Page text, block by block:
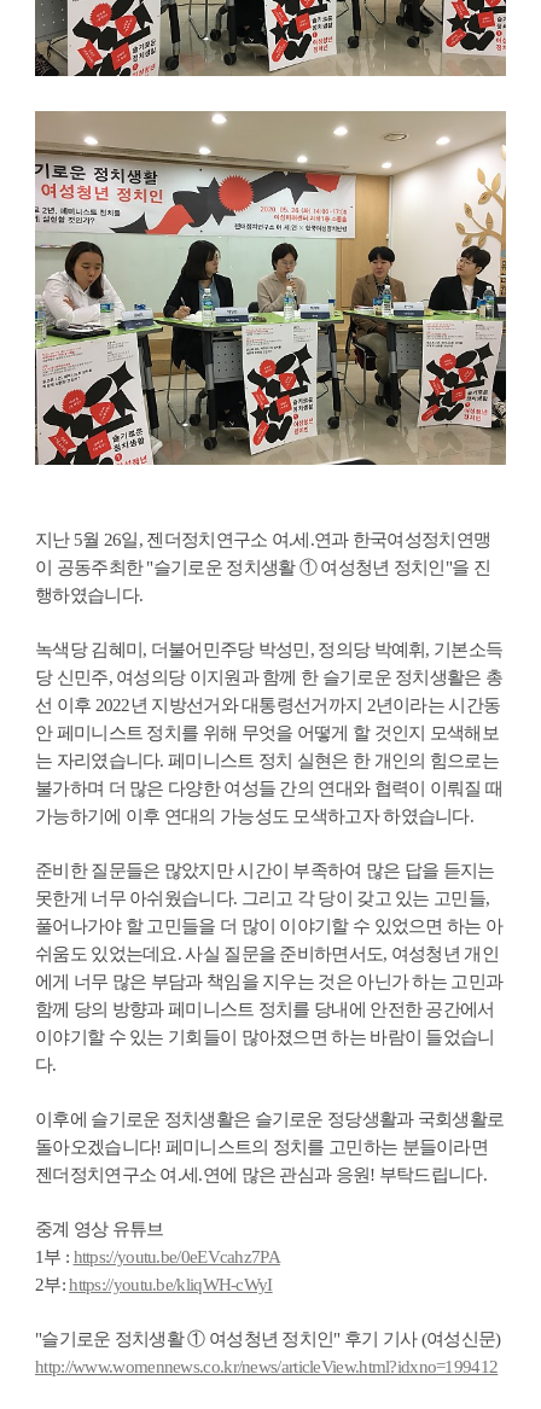
지난 5월 26일, 젠더정치연구소 여.세.연과 한국여성정치연맹
이 공동주최한 "슬기로운 정치생활 ① 여성청년 정치인"을 진
행하였습니다.
녹색당 김혜미, 더불어민주당 박성민, 정의당 박예휘, 기본소득
당 신민주, 여성의당 이지원과 함께 한 슬기로운 정치생활은 총
선 이후 2022년 지방선거와 대통령선거까지 2년이라는 시간동
안 페미니스트 정치를 위해 무엇을 어떻게 할 것인지 모색해보
는 자리였습니다. 페미니스트 정치 실현은 한 개인의 힘으로는
불가하며 더 많은 다양한 여성들 간의 연대와 협력이 이뤄질 때
가능하기에 이후 연대의 가능성도 모색하고자 하였습니다.
준비한 질문들은 많았지만 시간이 부족하여 많은 답을 듣지는
못한게 너무 아쉬웠습니다. 그리고 각 당이 갖고 있는 고민들,
풀어나가야 할 고민들을 더 많이 이야기할 수 있었으면 하는 아
쉬움도 있었는데요. 사실 질문을 준비하면서도, 여성청년 개인
에게 너무 많은 부담과 책임을 지우는 것은 아닌가 하는 고민과
함께 당의 방향과 페미니스트 정치를 당내에 안전한 공간에서
이야기할 수 있는 기회들이 많아졌으면 하는 바람이 들었습니
다.
이후에 슬기로운 정치생활은 슬기로운 정당생활과 국회생활로
돌아오겠습니다! 페미니스트의 정치를 고민하는 분들이라면
젠더정치연구소 여.세.연에 많은 관심과 응원! 부탁드립니다.
중계 영상 유튜브
1부 : https://youtu.be/0eEVcahz7PA
2부:https://youtu.be/kliqWH-cWyI
"슬기로운 정치생활 ① 여성청년 정치인" 후기 기사 (여성신문)
http://www.womennews.co.kr/news/articleView.html?idxno=199412